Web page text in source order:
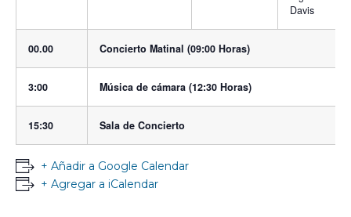
Davis
00.00 Concierto Matinal (09:00 Horas)
3:00 Música de cámara (12:30 Horas)
15:30 Sala de Concierto
+ Añadir a Google Calendar
+ Agregar a iCalendar